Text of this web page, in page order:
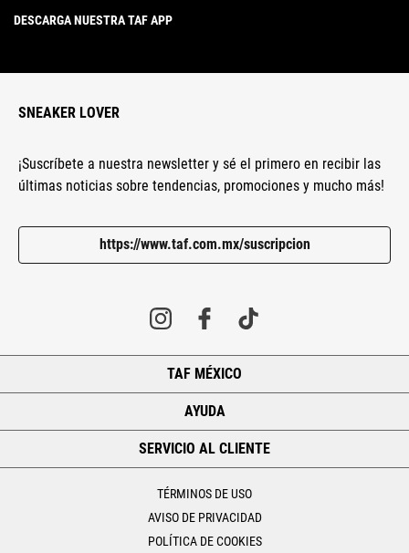
DESCARGA NUESTRA TAF APP
SNEAKER LOVER
¡Suscríbete a nuestra newsletter y sé el primero en recibir las
últimas noticias sobre tendencias, promociones y mucho más!
https://www.taf.com.mx/suscripcion
TAF MÉXICO
AYUDA
SERVICIO AL CLIENTE
TÉRMINOS DE USO
AVISO DE PRIVACIDAD
POLÍTICA DE COOKIES